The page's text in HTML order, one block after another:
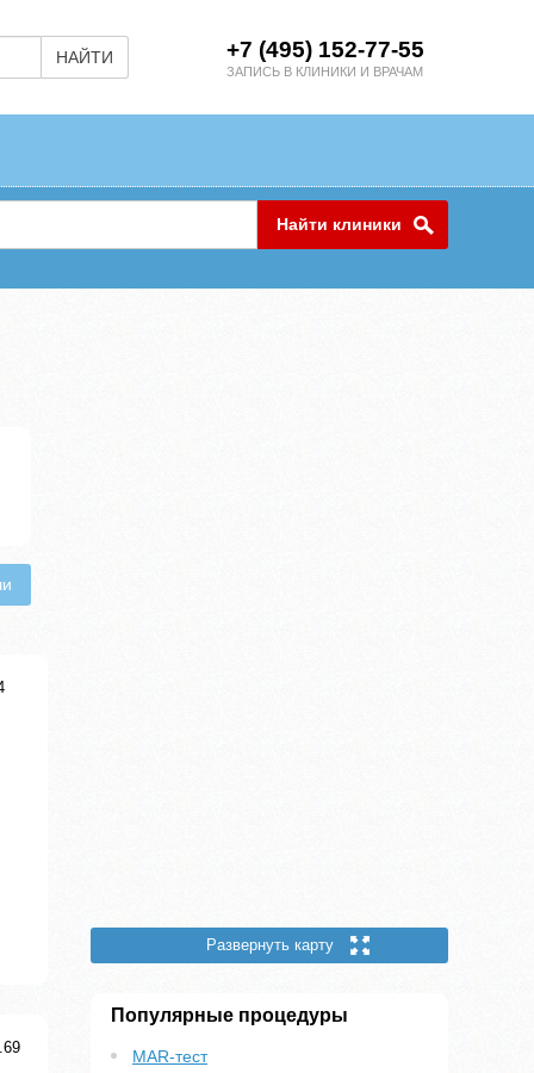
НАЙТИ +7 (495) 152-77-55
ЗАПИСЬ В КЛИНИКИ И ВРАЧАМ
Найти клиники
Развернуть карту
Популярные процедуры
MAR-тест